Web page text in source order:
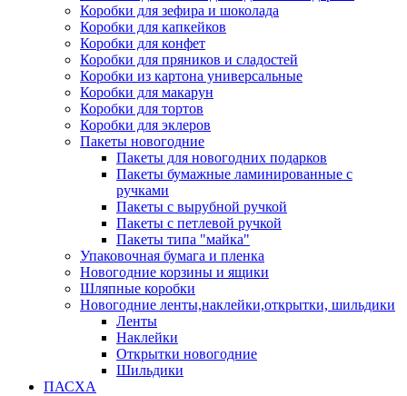
Коробки для зефира и шоколада
Коробки для капкейков
Коробки для конфет
Коробки для пряников и сладостей
Коробки из картона универсальные
Коробки для макарун
Коробки для тортов
Коробки для эклеров
Пакеты новогодние
Пакеты для новогодних подарков
Пакеты бумажные ламинированные с
ручками
Пакеты с вырубной ручкой
Пакеты с петлевой ручкой
Пакеты типа "майка"
Упаковочная бумага и пленка
Новогодние корзины и ящики
Шляпные коробки
Новогодние ленты,наклейки,открытки, шильдики
Ленты
Наклейки
Открытки новогодние
Шильдики
ПАСХА